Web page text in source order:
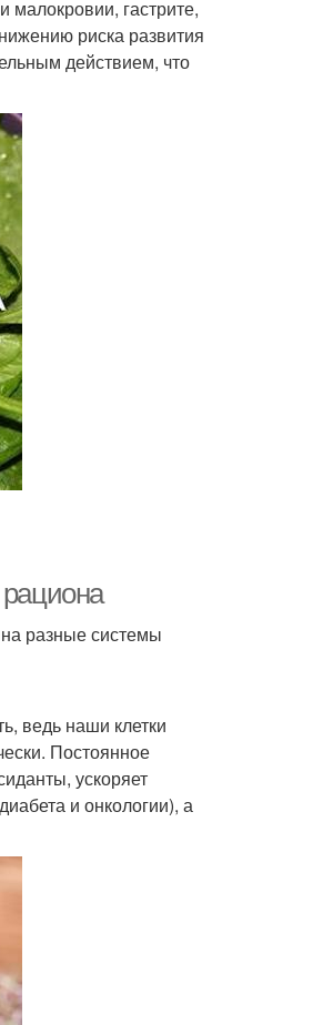
малокровии, гастрите,
риска развития
действием, что
разные системы
ведь наши клетки
Постоянное
ускоряет
и онкологии), а